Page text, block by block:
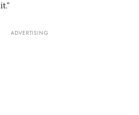
ADVERTISING